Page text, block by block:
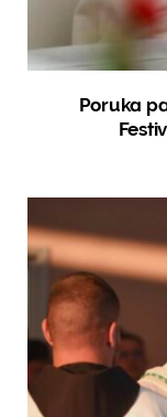
Poruka